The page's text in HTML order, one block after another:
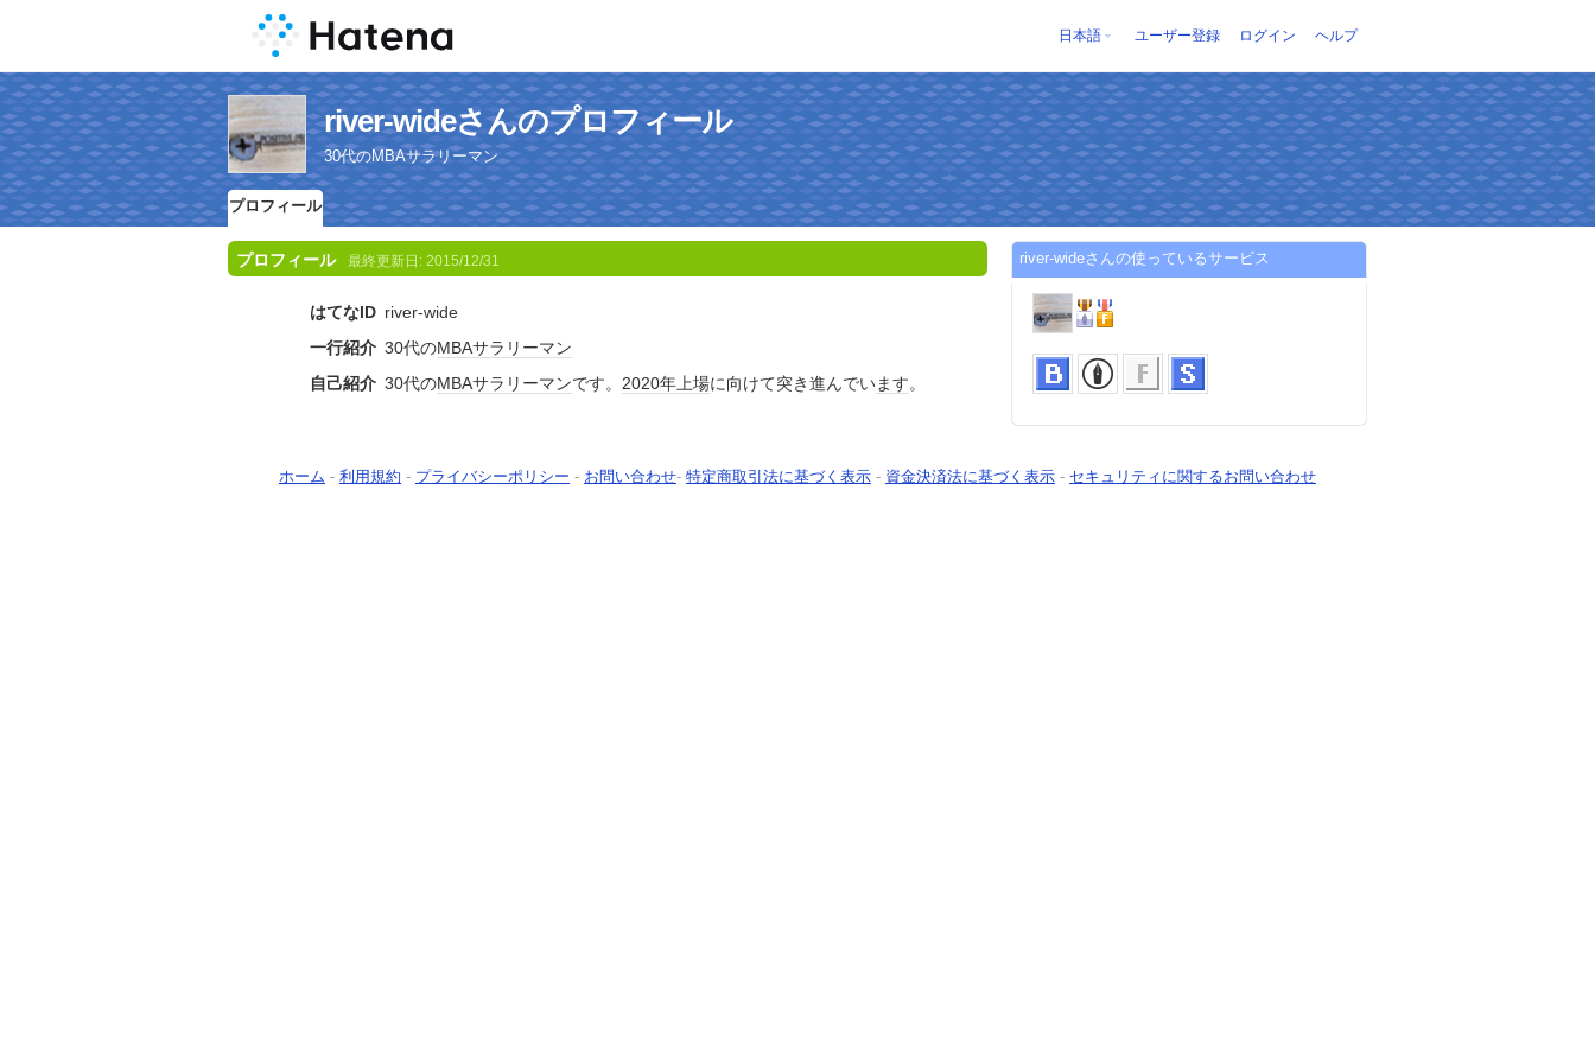
日本語 ユーザー登録 ログイン ヘルプ
river-wideさんのプロフィール
30代のMBAサラリーマン
プロフィール
プロフィール 最終更新日: 2015/12/31
はてなID river-wide
一行紹介 30代のMBAサラリーマン
自己紹介 30代のMBAサラリーマンです。 2020年上場に向けて突き進んでいます。
river-wideさんの使っているサービス
ホーム - 利用規約 - プライバシーポリシー - お問い合わせ- 特定商取引法に基づく表示 - 資金決済法に基づく表示 - セキュリティに関するお問い合わせ